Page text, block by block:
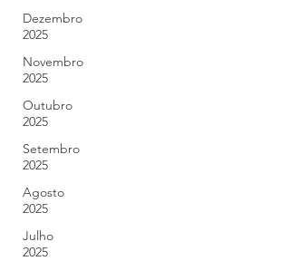
Dezembro
2025
Novembro
2025
Outubro
2025
Setembro
2025
Agosto
2025
Julho
2025